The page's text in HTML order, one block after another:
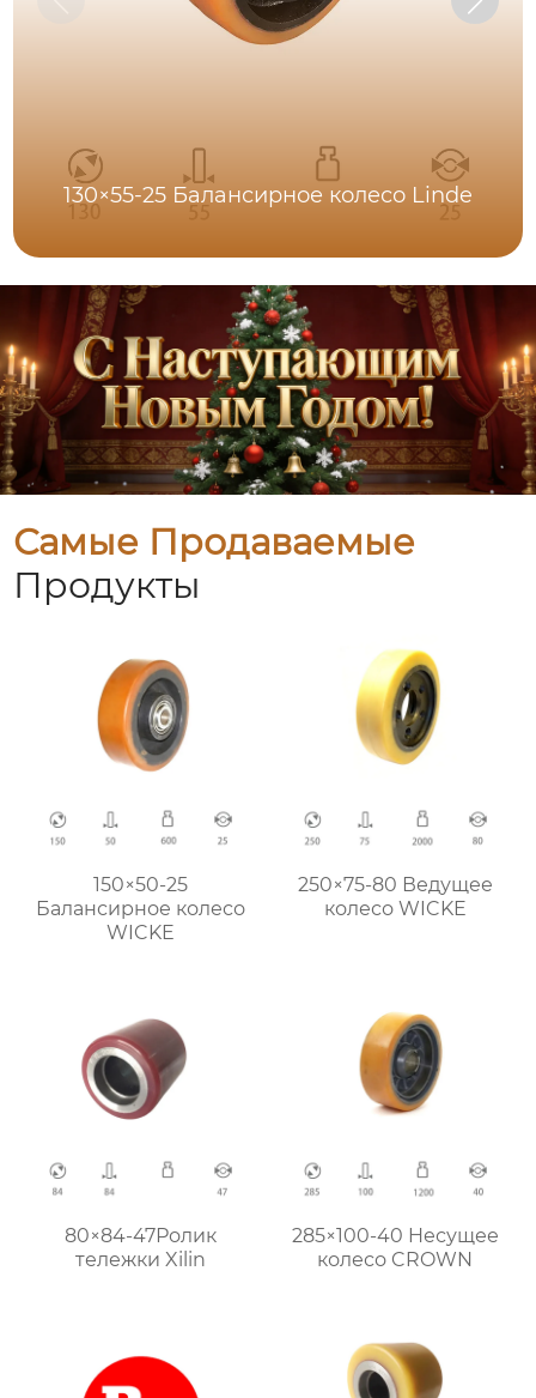
130×55-25 Балансирное колесо Linde
Самые Продаваемые
Продукты
150×50-25
Балансирное колесо
WICKE
250×75-80 Ведущее
колесо WICKE
80×84-47Ролик
тележки Xilin
285×100-40 Hесущее
колесо CROWN